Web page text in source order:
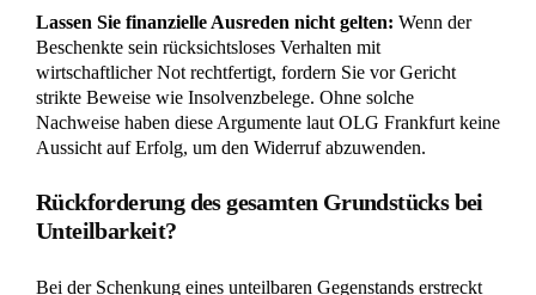
der Rückabwicklung zu begrenzen, indem er argumentierte,
die Vormerkung könne nicht den gesamten Gegenstand
sichern.
Unteilbarkeit des Grundstücks
Er verwies darauf, dass die Schenkerin ihren Ehemann nur
ursprünglich geschenkt hätten. Das Gericht wies diesen
Einwand zurück und stellte unter Verweis auf die
13.02.1962, Az. V ZR 82/62) auf die Unteilbarkeit der